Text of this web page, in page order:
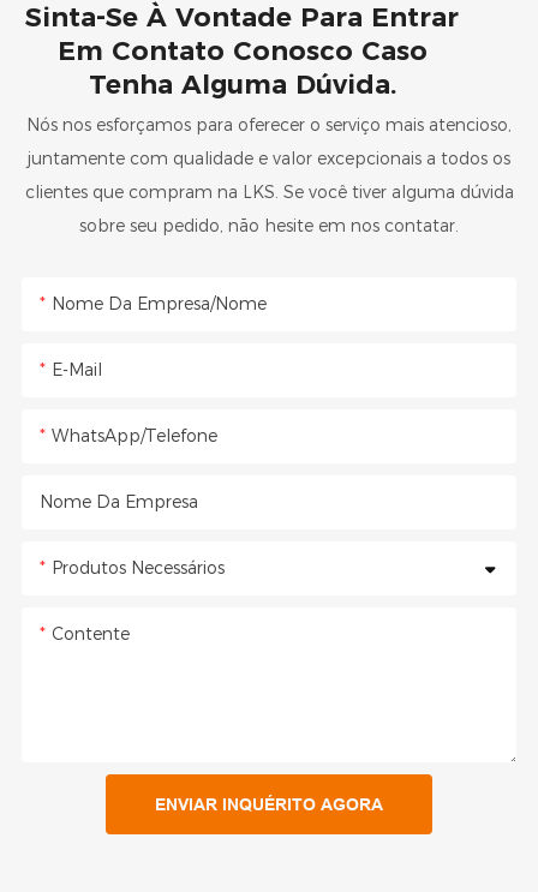
Sinta-Se À Vontade Para Entrar
Em Contato Conosco Caso
Tenha Alguma Dúvida.
Nós nos esforçamos para oferecer o serviço mais atencioso,
juntamente com qualidade e valor excepcionais a todos os
clientes que compram na LKS. Se você tiver alguma dúvida
sobre seu pedido, não hesite em nos contatar.
Nome Da Empresa/Nome
E-Mail
WhatsApp/Telefone
Nome Da Empresa
Produtos Necessários
Contente
ENVIAR INQUÉRITO AGORA